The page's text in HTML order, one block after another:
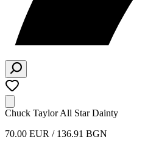
Chuck Taylor All Star Dainty
70.00 EUR / 136.91 BGN